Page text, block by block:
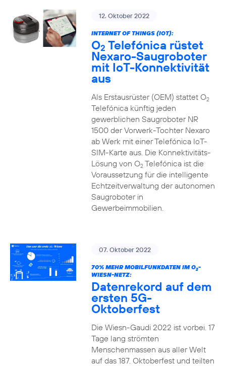
12. Oktober 2022
INTERNET OF THINGS (IOT):
O2 Telefónica rüstet
Nexaro-Saugroboter
mit IoT-Konnektivität
aus
Als Erstausrüster (OEM) stattet O2
Telefónica künftig jeden
gewerblichen Saugroboter NR
1500 der Vorwerk-Tochter Nexaro
ab Werk mit einer Telefónica IoT-
SIM-Karte aus. Die Konnektivitäts-
Lösung von O2Telefónica ist die
Voraussetzung für die intelligente
Echtzeitverwaltung der autonomen
Saugroboter in
Gewerbeimmobilien.
07. Oktober 2022
70% MEHR MOBILFUNKDATEN IM O2-
WIESN-NETZ:
Datenrekord auf dem
ersten 5G-
Oktoberfest
Die Wiesn-Gaudi 2022 ist vorbei. 17
Tage lang strömten
Menschenmassen aus aller Welt
auf das 187. Oktoberfest und teilten